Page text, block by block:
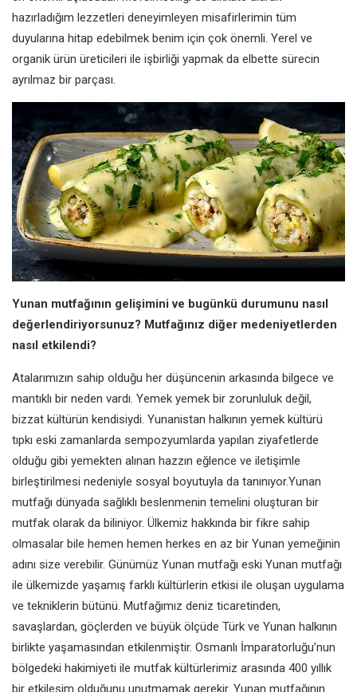
hazırladığım lezzetleri deneyimleyen misafirlerimin tüm
duyularına hitap edebilmek benim için çok önemli. Yerel ve
organik ürün üreticileri ile işbirliği yapmak da elbette sürecin
ayrılmaz bir parçası.
Yunan mutfağının gelişimini ve bugünkü durumunu nasıl
değerlendiriyorsunuz? Mutfağınız diğer medeniyetlerden
nasıl etkilendi?
Atalarımızın sahip olduğu her düşüncenin arkasında bilgece ve
mantıklı bir neden vardı. Yemek yemek bir zorunluluk değil,
bizzat kültürün kendisiydi. Yunanistan halkının yemek kültürü
tıpkı eski zamanlarda sempozyumlarda yapılan ziyafetlerde
olduğu gibi yemekten alınan hazzın eğlence ve iletişimle
birleştirilmesi nedeniyle sosyal boyutuyla da tanınıyor.Yunan
mutfağı dünyada sağlıklı beslenmenin temelini oluşturan bir
mutfak olarak da biliniyor. Ülkemiz hakkında bir fikre sahip
olmasalar bile hemen hemen herkes en az bir Yunan yemeğinin
adını size verebilir. Günümüz Yunan mutfağı eski Yunan mutfağı
ile ülkemizde yaşamış farklı kültürlerin etkisi ile oluşan uygulama
ve tekniklerin bütünü. Mutfağımız deniz ticaretinden,
savaşlardan, göçlerden ve büyük ölçüde Türk ve Yunan halkının
birlikte yaşamasından etkilenmiştir. Osmanlı İmparatorluğu’nun
bölgedeki hakimiyeti ile mutfak kültürlerimiz arasında 400 yıllık
bir etkileşim olduğunu unutmamak gerekir. Yunan mutfağının